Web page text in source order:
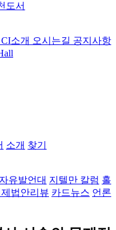
도서
CI소개 오시는길 공지사항
소개 찾기
자유발언대 지텔만 칼럼 홀
법안리뷰 카드뉴스 언론